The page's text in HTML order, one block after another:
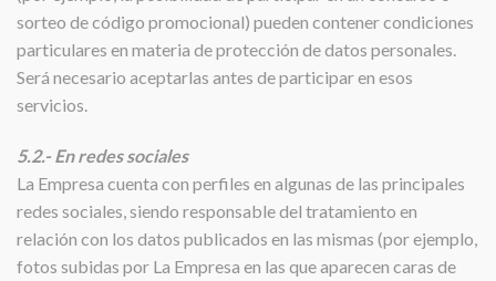
sorteo de código promocional) pueden contener condiciones
particulares en materia de protección de datos personales.
Será necesario aceptarlas antes de participar en esos
servicios.
5.2.- En redes sociales
La Empresa cuenta con perfiles en algunas de las principales
redes sociales, siendo responsable del tratamiento en
relación con los datos publicados en las mismas (por ejemplo,
fotos subidas por La Empresa en las que aparecen caras de